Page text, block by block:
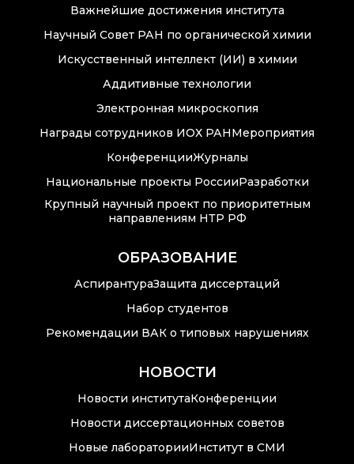
Важнейшие достижения института
Научный Совет РАН по органической химии
Искусственный интеллект (ИИ) в химии
Аддитивные технологии
Электронная микроскопия
Награды сотрудников ИОХ РАНМероприятия
КонференцииЖурналы
Национальные проекты РоссииРазработки
Крупный научный проект по приоритетным
направлениям НТР РФ
ОБРАЗОВАНИЕ
АспирантураЗащита диссертаций
Набор студентов
Рекомендации ВАК о типовых нарушениях
НОВОСТИ
Новости институтаКонференции
Новости диссертационных советов
Новые лабораторииИнститут в СМИ